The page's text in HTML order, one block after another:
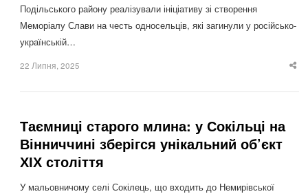
Подільського району реалізували ініціативу зі створення
Меморіалу Слави на честь односельців, які загинули у російсько-
українській…
22 Липня, 2025
Таємниці старого млина: у Сокільці на
Вінниччині зберігся унікальний об’єкт
ХІХ століття
У мальовничому селі Сокілець, що входить до Немирівської